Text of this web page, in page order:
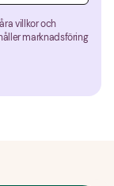
villkor och
marknadsföring